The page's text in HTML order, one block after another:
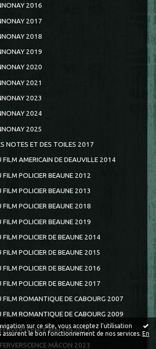
sur ce site, vous acceptez l'utilisation
assurent le bon fonctionnement de nos services. En
2016
2017
2018
2019
2020
2021
2023
2024
2025
NOTES ET DES TOILES 2017
FILM AMERICAIN DE DEAUVILLE 2014
FILM POLICIER BEAUNE 2012
FILM POLICIER BEAUNE 2013
FILM POLICIER BEAUNE 2018
FILM POLICIER BEAUNE 2019
FILM POLICIER DE BEAUNE 2014
FILM POLICIER DE BEAUNE 2015
FILM POLICIER DE BEAUNE 2016
FILM POLICIER DE BEAUNE 2017
FILM ROMANTIQUE DE CABOURG 2007
FILM ROMANTIQUE DE CABOURG 2009
MACON 2021
MÂCON 2023